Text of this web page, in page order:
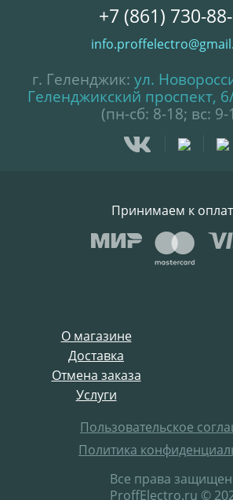
О магазине
Доставка
Отмена заказа
Услуги
Пользовательское
Политика
Все права
ProffElectro.ru ©
+7 (861) 730-
г. Геленджик: ул.
Геленджикский проспект,
(пн-сб: 8-18; вс: 9-
Принимаем к